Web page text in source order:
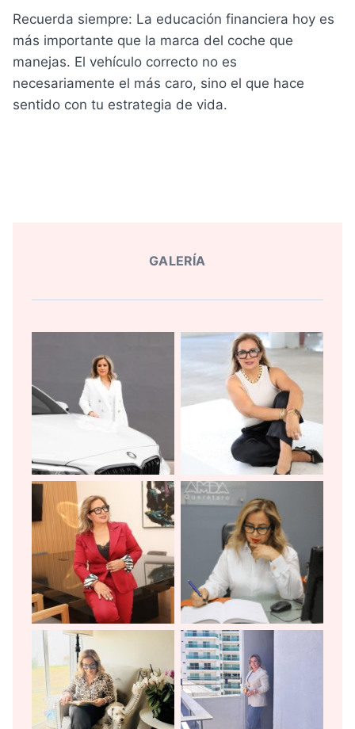
Recuerda siempre: La educación financiera hoy es
más importante que la marca del coche que
manejas. El vehículo correcto no es
necesariamente el más caro, sino el que hace
sentido con tu estrategia de vida.
GALERÍA